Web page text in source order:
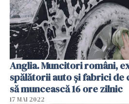
Anglia. Muncitori români,
spălătorii auto și fabrici de
să muncească 16 ore zilnic
17 MAI 2022